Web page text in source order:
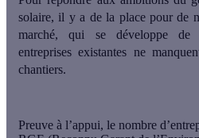
solaire, il y a de la place pour de
marché, qui se développe de
entreprises existantes ne
chantiers.
Preuve à l’appui, le nombre